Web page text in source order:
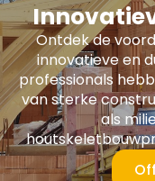
Ontdek de
innovatieve en
professionals
van sterke
als